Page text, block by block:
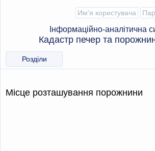
Інформаційно-аналітична
Кадастр печер та
Розділи
Місце розташування порожнини